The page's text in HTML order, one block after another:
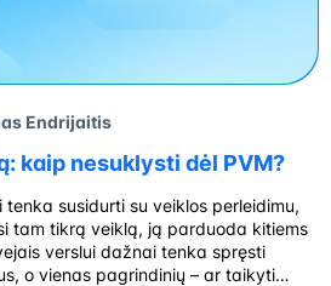
Endrijaitis
kaip nesuklysti dėl PVM?
susidurti su veiklos perleidimu,
tam tikrą veiklą, ją parduoda kitiems
verslui dažnai tenka spręsti
o vienas pagrindinių – ar taikyti